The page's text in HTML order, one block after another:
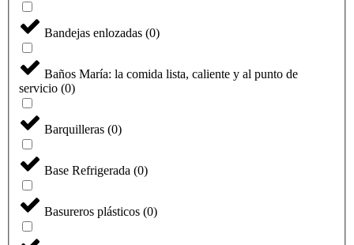
Bandejas enlozadas (0)
Baños María: la comida lista, caliente y al punto de
servicio (0)
Barquilleras (0)
Base Refrigerada (0)
Basureros plásticos (0)